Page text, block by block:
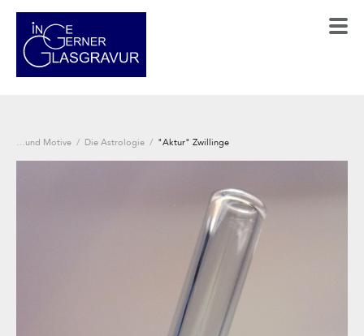
…und Motive / Die Astrologie / "Aktur" Zwillinge